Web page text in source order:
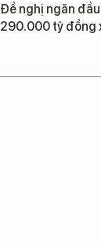
Đề nghị ngăn
290.000 tỷ đồng